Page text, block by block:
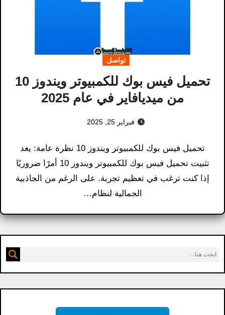
تواصل
تحميل فيس بوك للكمبيوتر ويندوز 10
من ميديافاير في عام 2025
فبراير 25, 2025
تحميل فيس بوك للكمبيوتر ويندوز 10 نظرة عامة: يعد
تثبيت تحميل فيس بوك للكمبيوتر ويندوز 10 أمرًا ضروريًا
إذا كنت ترغب في تعظيم تجربة. على الرغم من الجاذبية
الجمالية لنظام…